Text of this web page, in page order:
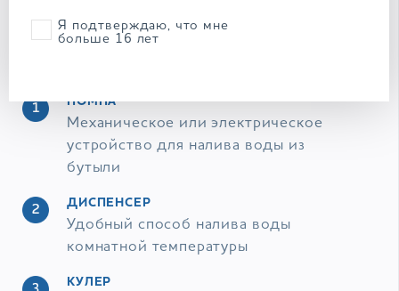
Я подтверждаю, что мне
больше 16 лет
В ассортименте сервиса доставки My Water
Shop присутствует широкий выбор
ПОМПА
Механическое или электрическое
устройство для налива воды из
бутыли
ДИСПЕНСЕР
Удобный способ налива воды
комнатной температуры
КУЛЕР